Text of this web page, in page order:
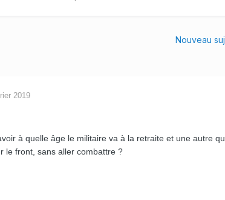
Nouveau
2019
à quelle âge le militaire va à la retraite et une autre
le front, sans aller combattre ?